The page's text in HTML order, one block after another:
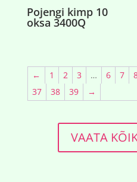
Pojengi kimp 10
oksa 3400Q
← 1 2 3 … 6 7
37
38 39 →
VAATA